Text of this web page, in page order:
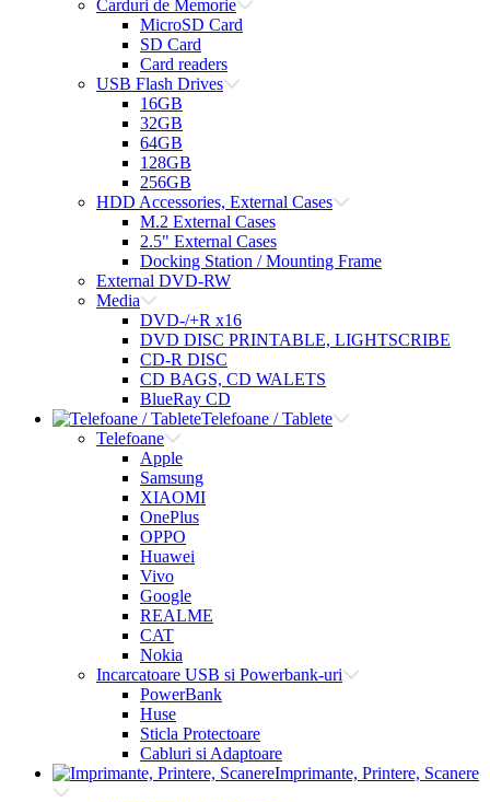
Carduri de Memorie
MicroSD Card
SD Card
Card readers
USB Flash Drives
16GB
32GB
64GB
128GB
256GB
HDD Accessories, External Cases
M.2 External Cases
2.5" External Cases
Docking Station / Mounting Frame
External DVD-RW
Media
DVD-/+R x16
DVD DISC PRINTABLE, LIGHTSCRIBE
CD-R DISC
CD BAGS, CD WALETS
BlueRay CD
Telefoane / Tablete
Telefoane
Apple
Samsung
XIAOMI
OnePlus
OPPO
Huawei
Vivo
Google
REALME
CAT
Nokia
Incarcatoare USB si Powerbank-uri
PowerBank
Huse
Sticla Protectoare
Cabluri si Adaptoare
Imprimante, Printere, Scanere